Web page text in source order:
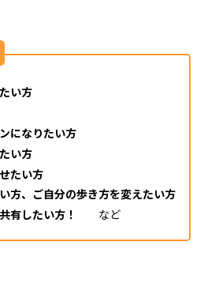
い方
になりたい方
い方
たい方
方、ご自分の歩き方を変えたい方
共有したい方！ など